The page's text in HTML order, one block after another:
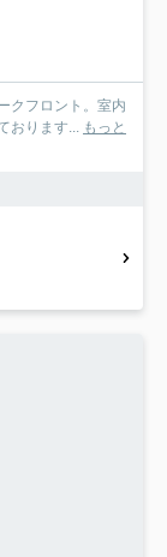
クフロント。室内
おります... もっと